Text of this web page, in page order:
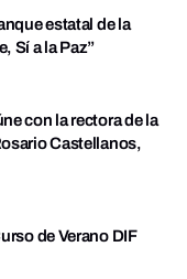
estatal de la
Sí a la Paz”
con la rectora de la
Castellanos,
de Verano DIF